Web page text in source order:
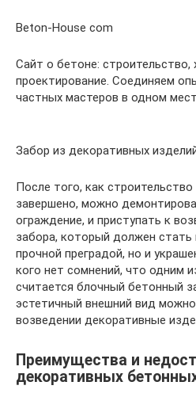
Beton-House com
Сайт о бетоне: строительство,
проектирование. Соединяем
частных мастеров в одном
Забор из декоративных
После того, как
завершено, можно
ограждение, и приступать к
забора, который должен
прочной преградой, но и
кого нет сомнений, что одним
считается блочный бетонный
эстетичный внешний вид
возведении декоративные
Преимущества и
декоративных